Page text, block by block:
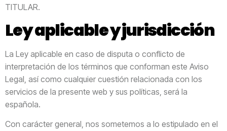
TITULAR.
Ley aplicable y jurisdicción
La Ley aplicable en caso de disputa o conflicto de
interpretación de los términos que conforman este Aviso
Legal, así como cualquier cuestión relacionada con los
servicios de la presente web y sus políticas, será la
española.
Con carácter general, nos sometemos a lo estipulado en el